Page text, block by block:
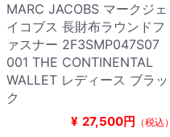
MARC JACOBS マークジェ
イコブス 長財布ラウンドフ
ァスナー 2F3SMP047S07
001 THE CONTINENTAL
WALLET レディース ブラッ
ク
¥ 27,500円 （税込）